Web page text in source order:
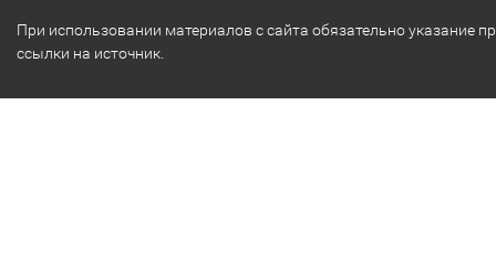
При использовании материалов с сайта обязательно указание
ссылки на источник.